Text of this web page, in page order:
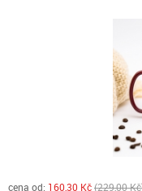
cena od: 160,30 Kč 229,00 Kč